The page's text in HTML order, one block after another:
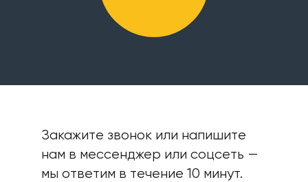
Закажите звонок или напишите
нам в мессенджер или соцсеть —
мы ответим в течение 10 минут.